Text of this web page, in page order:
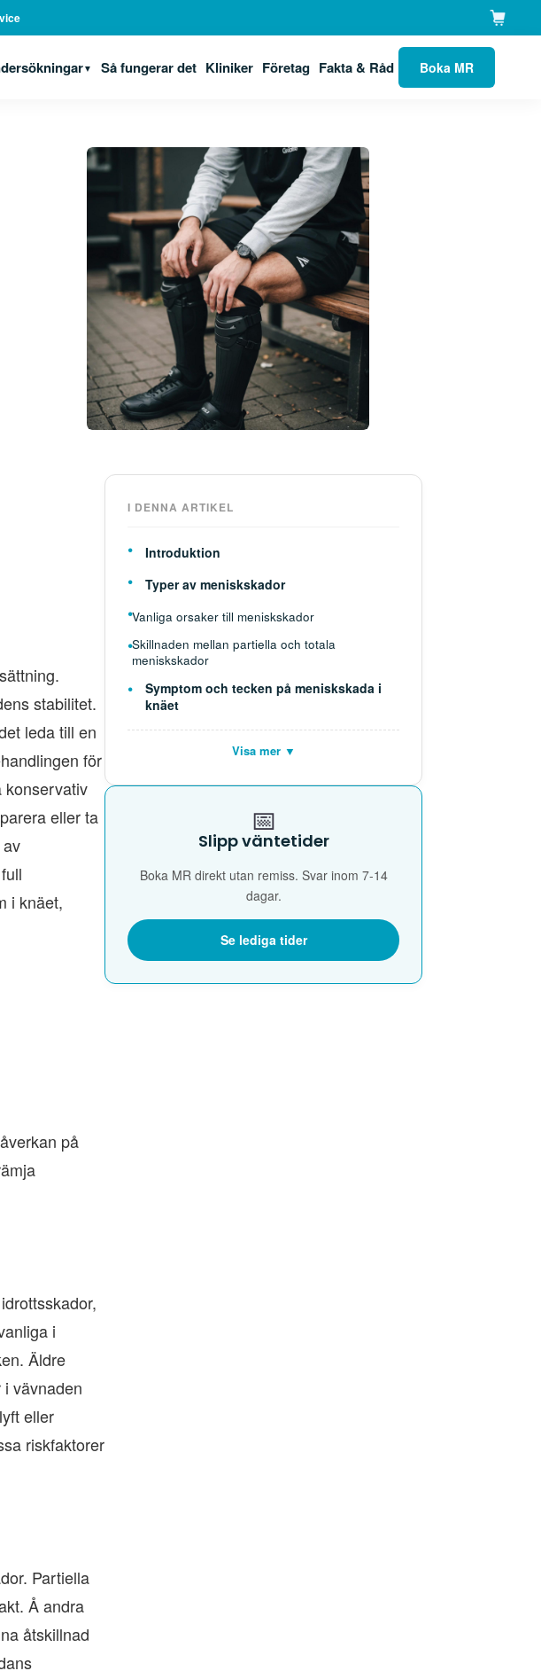
▼ Så fungerar det Kliniker Företag Fakta & Råd Boka MR
stabilitet.
leda till en
för
konservativ
eller ta
i knäet,
på
i
Äldre
vävnaden
eller
riskfaktorer
Partiella
Å andra
åtskillnad
I DENNA ARTIKEL
Introduktion
Typer av meniskskador
Vanliga orsaker till meniskskador
Skillnaden mellan partiella och totala
meniskskador
Symptom och tecken på meniskskada i
knäet
Visa mer ▼
📅
Slipp väntetider
Boka MR direkt utan remiss. Svar inom 7-14
dagar.
Se lediga tider